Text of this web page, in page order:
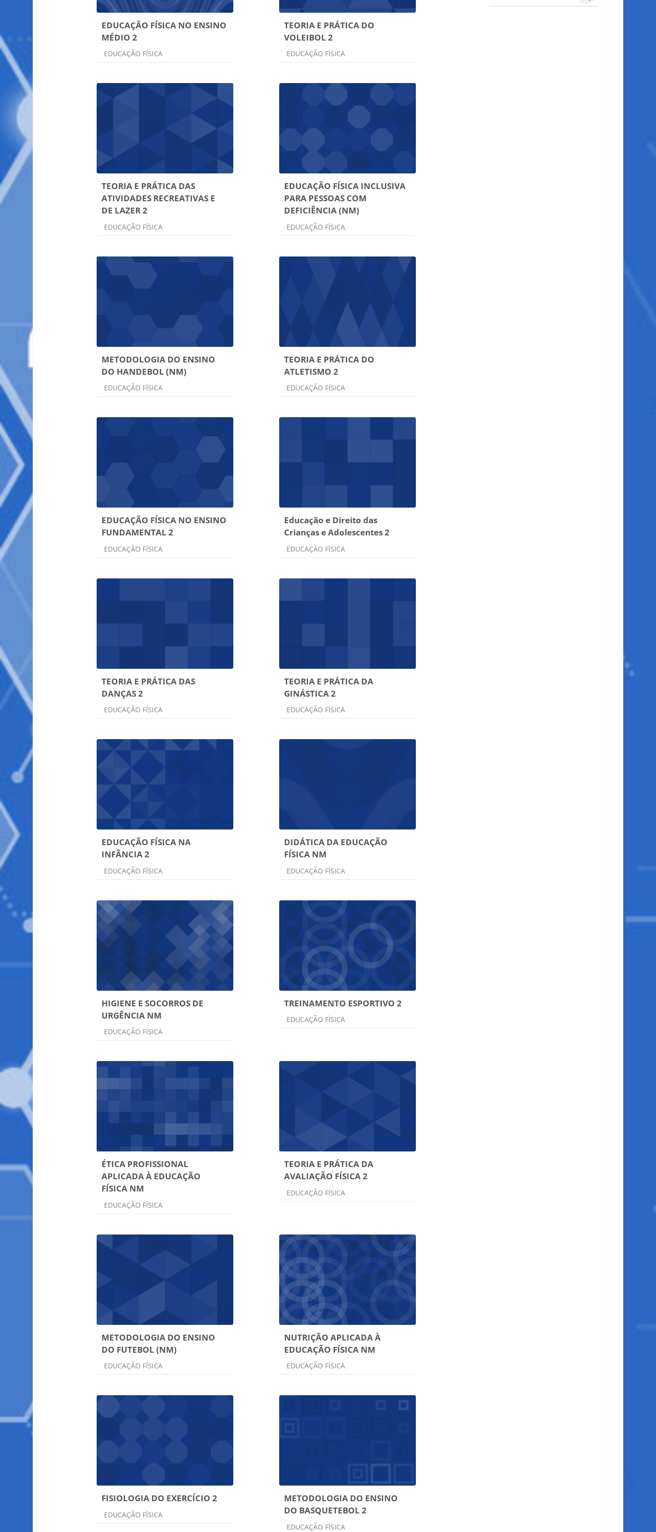
EDUCAÇÃO FÍSICA NO ENSINO
MÉDIO 2
Categoria do curso
EDUCAÇÃO FÍSICA
TEORIA E PRÁTICA DO
VOLEIBOL 2
Categoria do curso
EDUCAÇÃO FÍSICA
TEORIA E PRÁTICA DAS
ATIVIDADES RECREATIVAS E
DE LAZER 2
Categoria do curso
EDUCAÇÃO FÍSICA
EDUCAÇÃO FÍSICA INCLUSIVA
PARA PESSOAS COM
DEFICIÊNCIA (NM)
Categoria do curso
EDUCAÇÃO FÍSICA
METODOLOGIA DO ENSINO
DO HANDEBOL (NM)
Categoria do curso
EDUCAÇÃO FÍSICA
TEORIA E PRÁTICA DO
ATLETISMO 2
Categoria do curso
EDUCAÇÃO FÍSICA
EDUCAÇÃO FÍSICA NO ENSINO
FUNDAMENTAL 2
Categoria do curso
EDUCAÇÃO FÍSICA
Educação e Direito das
Crianças e Adolescentes 2
Categoria do curso
EDUCAÇÃO FÍSICA
TEORIA E PRÁTICA DAS
DANÇAS 2
Categoria do curso
EDUCAÇÃO FÍSICA
TEORIA E PRÁTICA DA
GINÁSTICA 2
Categoria do curso
EDUCAÇÃO FÍSICA
EDUCAÇÃO FÍSICA NA
INFÂNCIA 2
Categoria do curso
EDUCAÇÃO FÍSICA
DIDÁTICA DA EDUCAÇÃO
FÍSICA NM
Categoria do curso
EDUCAÇÃO FÍSICA
HIGIENE E SOCORROS DE
URGÊNCIA NM
Categoria do curso
EDUCAÇÃO FÍSICA
TREINAMENTO ESPORTIVO 2
Categoria do curso
EDUCAÇÃO FÍSICA
ÉTICA PROFISSIONAL
APLICADA À EDUCAÇÃO
FÍSICA NM
Categoria do curso
EDUCAÇÃO FÍSICA
TEORIA E PRÁTICA DA
AVALIAÇÃO FÍSICA 2
Categoria do curso
EDUCAÇÃO FÍSICA
METODOLOGIA DO ENSINO
DO FUTEBOL (NM)
Categoria do curso
EDUCAÇÃO FÍSICA
NUTRIÇÃO APLICADA À
EDUCAÇÃO FÍSICA NM
Categoria do curso
EDUCAÇÃO FÍSICA
FISIOLOGIA DO EXERCÍCIO 2
Categoria do curso
EDUCAÇÃO FÍSICA
METODOLOGIA DO ENSINO
DO BASQUETEBOL 2
Categoria do curso
EDUCAÇÃO FÍSICA
Search courses